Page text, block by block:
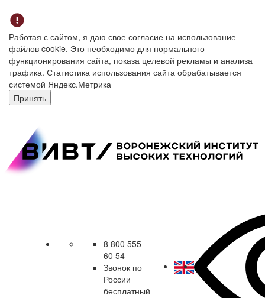
Работая с сайтом, я даю свое согласие на использование
файлов cookie. Это необходимо для нормального
функционирования сайта, показа целевой рекламы и анализа
трафика. Статистика использования сайта обрабатывается
системой Яндекс.Метрика
Принять
8 800 555
60 54
Звонок по
России
бесплатный